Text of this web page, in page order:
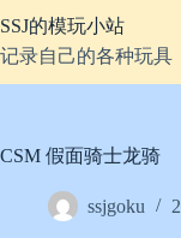
至
内
容
SSJ的模玩小站
记录自己的各种玩具
CSM 假面骑士龙骑
ssjgoku